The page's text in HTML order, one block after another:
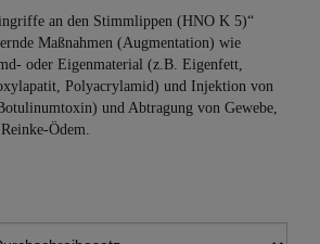
an den Stimmlippen (HNO K 5)“
Maßnahmen (Augmentation) wie
oder Eigenmaterial (z.B. Eigenfett,
Polyacrylamid) und Injektion von
und Abtragung von Gewebe,
Ödem.